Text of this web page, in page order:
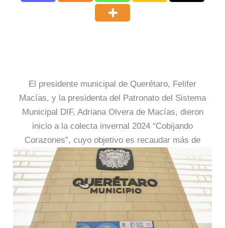
El presidente municipal de Querétaro, Felifer
Macías, y la presidenta del Patronato del Sistema
Municipal DIF, Adriana Olvera de Macías, dieron
inicio a la colecta invernal 2024 “Cobijando
Corazones”, cuyo objetivo es recaudar más de